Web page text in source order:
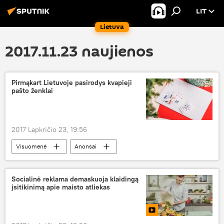
Lietuva
LIT
2017.11.23 naujienos
Pirmąkart Lietuvoje pasirodys kvapieji
pašto ženklai
2017 Lapkričio 23, 19:56
Visuomenė
Anonsai
Linksmų Kalėdų!
Lietuva
Lietuvos paštas
Kalėdos
pašto ženklai
kalėdiniai sveikinimai
Socialinė reklama demaskuoja klaidingą
įsitikinimą apie maisto atliekas